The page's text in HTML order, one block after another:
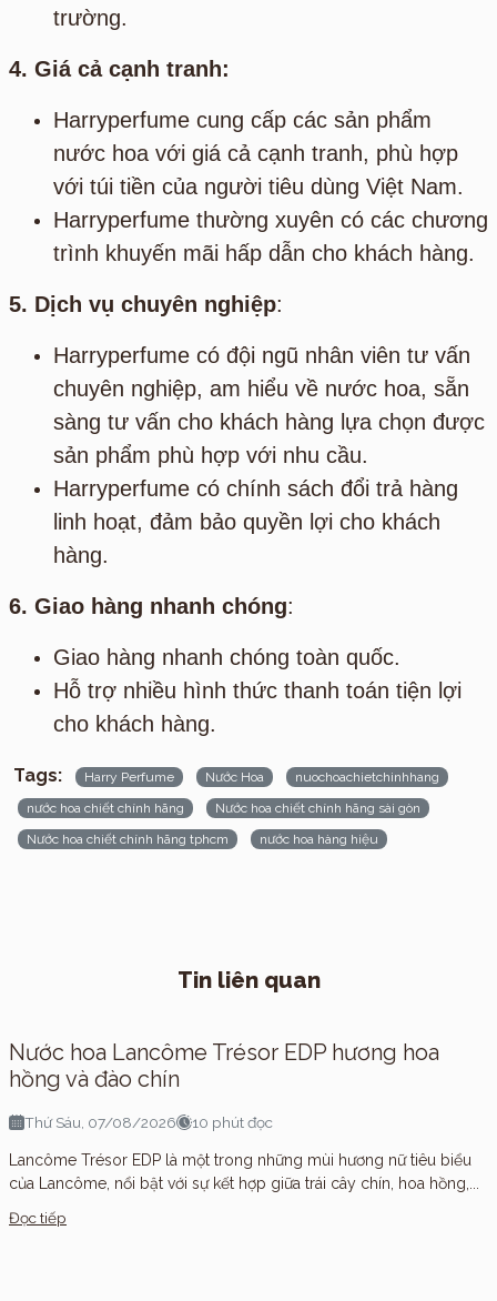
trường.
4. Giá cả cạnh tranh:
Harryperfume cung cấp các sản phẩm
nước hoa với giá cả cạnh tranh, phù hợp
với túi tiền của người tiêu dùng Việt Nam.
Harryperfume thường xuyên có các chương
trình khuyến mãi hấp dẫn cho khách hàng.
5. Dịch vụ chuyên nghiệp:
Harryperfume có đội ngũ nhân viên tư vấn
chuyên nghiệp, am hiểu về nước hoa, sẵn
sàng tư vấn cho khách hàng lựa chọn được
sản phẩm phù hợp với nhu cầu.
Harryperfume có chính sách đổi trả hàng
linh hoạt, đảm bảo quyền lợi cho khách
hàng.
6. Giao hàng nhanh chóng:
Giao hàng nhanh chóng toàn quốc.
Hỗ trợ nhiều hình thức thanh toán tiện lợi
cho khách hàng.
Tags: Harry Perfume Nước Hoa
nuochoachietchinhhang
nước hoa chiết chính hãng
Nước hoa chiết chính hãng sài gòn
Nước hoa chiết chính hãng tphcm
nước hoa hàng hiệu
Tin liên quan
Nước hoa Lancôme Trésor EDP hương hoa
hồng và đào chín
Thứ Sáu, 07/08/2026 10 phút đọc
Lancôme Trésor EDP là một trong những mùi hương nữ tiêu biểu
của Lancôme, nổi bật với sự kết hợp giữa trái cây chín, hoa hồng,...
Đọc tiếp